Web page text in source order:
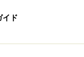
事で！
バンクーバー
館
イド